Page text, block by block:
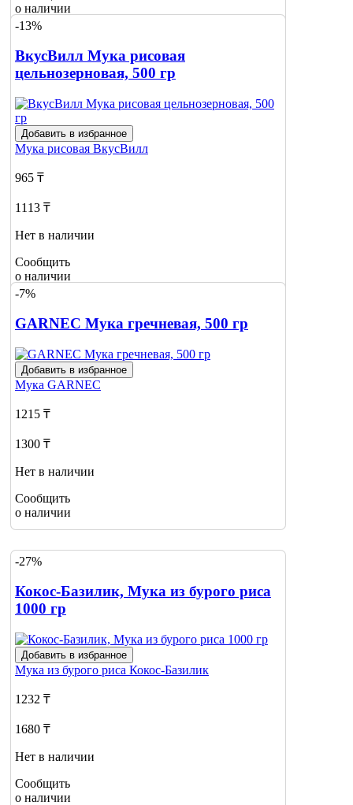
о наличии
-13%
ВкусВилл Мука рисовая
цельнозерновая, 500 гр
Добавить в избранное
Мука рисовая ВкусВилл
965 ₸
1113 ₸
Нет в наличии
Сообщить
о наличии
-7%
GARNEC Мука гречневая, 500 гр
Добавить в избранное
Мука GARNEC
1215 ₸
1300 ₸
Нет в наличии
Сообщить
о наличии
-27%
Кокос-Базилик, Мука из бурого риса
1000 гр
Добавить в избранное
Мука из бурого риса Кокос-Базилик
1232 ₸
1680 ₸
Нет в наличии
Сообщить
о наличии